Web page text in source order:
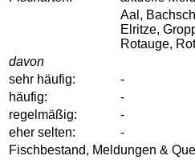
Aal,
Elritze,
Rotauge,
davon
sehr häufig:
-
häufig:
-
regelmäßig:
-
eher selten:
-
Fischbestand, Meldungen &